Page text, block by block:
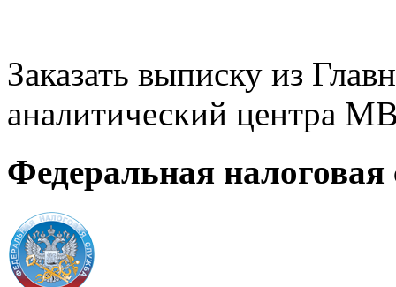
Заказать выписку из
аналитический центра
Федеральная налоговая